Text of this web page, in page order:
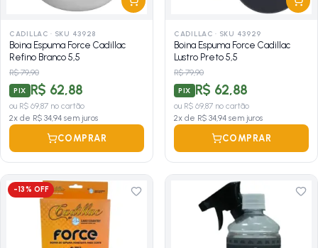
CADILLAC · SKU 43928
Boina Espuma Force Cadillac
Refino Branco 5,5
R$ 79,90
PIX R$ 62,88
ou R$ 69,87 no cartão
2x de R$ 34,94 sem juros
COMPRAR
CADILLAC · SKU 43929
Boina Espuma Force Cadillac
Lustro Preto 5,5
R$ 79,90
PIX R$ 62,88
ou R$ 69,87 no cartão
2x de R$ 34,94 sem juros
COMPRAR
-13% OFF